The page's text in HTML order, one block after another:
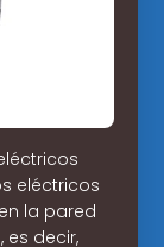
eléctricos
la pared
es decir,